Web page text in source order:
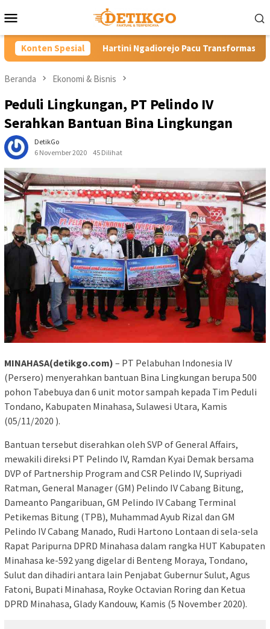
ke
Mobile
Konten Spesial
Ngadiorejo Pacu Transformasi SMKN 1 Langowan, Perkuat
Beranda Ekonomi & Bisnis
Peduli Lingkungan, PT Pelindo IV
Serahkan Bantuan Bina Lingkungan
DetikGo
6 November 2020
45 Dilihat
MINAHASA(detikgo.com) – PT Pelabuhan Indonesia IV
(Persero) menyerahkan bantuan Bina Lingkungan berupa 500
pohon Tabebuya dan 6 unit motor sampah kepada Tim Peduli
Tondano, Kabupaten Minahasa, Sulawesi Utara, Kamis
(05/11/2020 ).
Bantuan tersebut diserahkan oleh SVP of General Affairs,
mewakili direksi PT Pelindo IV, Ramdan Kyai Demak bersama
DVP of Partnership Program and CSR Pelindo IV, Supriyadi
Ratman, General Manager (GM) Pelindo IV Cabang Bitung,
Dameanto Pangaribuan, GM Pelindo IV Cabang Terminal
Petikemas Bitung (TPB), Muhammad Ayub Rizal dan GM
Pelindo IV Cabang Manado, Rudi Hartono Lontaan di sela-sela
Rapat Paripurna DPRD Minahasa dalam rangka HUT Kabupaten
Minahasa ke-592 yang digelar di Benteng Moraya, Tondano,
Sulut dan dihadiri antara lain Penjabat Gubernur Sulut, Agus
Fatoni, Bupati Minahasa, Royke Octavian Roring dan Ketua
DPRD Minahasa, Glady Kandouw, Kamis (5 November 2020).